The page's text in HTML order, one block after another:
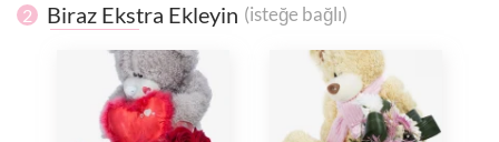
2 Biraz Ekstra Ekleyin (isteğe bağlı)